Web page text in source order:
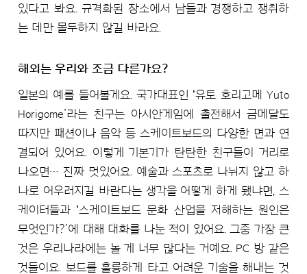
있다고 봐요. 규격화된 장소에서 남들과 경쟁하고 쟁취하
는 데만 몰두하지 않길 바라요.
해외는 우리와 조금 다른가요?
일본의 예를 들어볼게요. 국가대표인 ʻ유토 호리고메 Yuto
Horigome’라는 친구는 아시안게임에 출전해서 금메달도
따지만 패션이나 음악 등 스케이트보드의 다양한 면과 연
결되어 있어요. 이렇게 기본기가 탄탄한 친구들이 거리로
나오면… 진짜 멋있어요. 예술과 스포츠로 나뉘지 않고 하
나로 어우러지길 바란다는 생각을 어떻게 하게 됐냐면, 스
케이터들과 ʻ스케이트보드 문화 산업을 저해하는 원인은
무엇인가?’에 대해 대화를 나눈 적이 있어요. 그중 가장 큰
것은 우리나라에는 놀 게 너무 많다는 거예요. PC 방 같은
것들이요. 보드를 훌륭하게 타고 어려운 기술을 해내는 것